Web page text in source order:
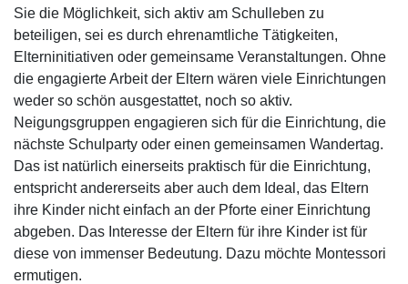
Sie die Möglichkeit, sich aktiv am Schulleben zu
beteiligen, sei es durch ehrenamtliche Tätigkeiten,
Elterninitiativen oder gemeinsame Veranstaltungen. Ohne
die engagierte Arbeit der Eltern wären viele Einrichtungen
weder so schön ausgestattet, noch so aktiv.
Neigungsgruppen engagieren sich für die Einrichtung, die
nächste Schulparty oder einen gemeinsamen Wandertag.
Das ist natürlich einerseits praktisch für die Einrichtung,
entspricht andererseits aber auch dem Ideal, das Eltern
ihre Kinder nicht einfach an der Pforte einer Einrichtung
abgeben. Das Interesse der Eltern für ihre Kinder ist für
diese von immenser Bedeutung. Dazu möchte Montessori
ermutigen.